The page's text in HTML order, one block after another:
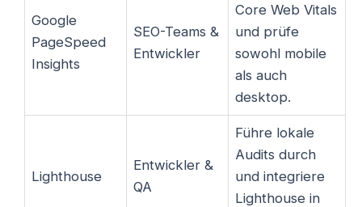
Google
PageSpeed
Insights
SEO-Teams &
Entwickler
Core Web Vitals
und prüfe
sowohl mobile
als auch
desktop.
Lighthouse
Entwickler &
QA
Führe lokale
Audits durch
und integriere
Lighthouse in